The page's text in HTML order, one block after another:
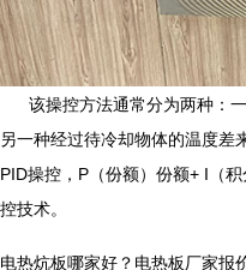
该操控方法通常分为两种：一
另一种经过待冷却物体的温度差
PID操控，P（份额）份额+ I（
控技术。
电热炕板哪家好？电热板厂家报